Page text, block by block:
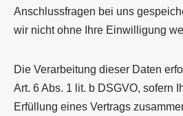
Anschlussfragen bei uns
wir nicht ohne Ihre Einwilligung
Die Verarbeitung dieser Daten
Art. 6 Abs. 1 lit. b DSGVO, sofern
Erfüllung eines Vertrags